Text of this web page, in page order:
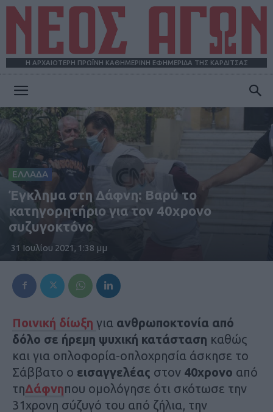
Η ΑΡΧΑΙΟΤΕΡΗ ΠΡΩΪΝΗ ΚΑΘΗΜΕΡΙΝΗ ΕΦΗΜΕΡΙΔΑ ΤΗΣ ΚΑΡΔΙΤΣΑΣ
ΑΓΩΝ
ΕΛΛΑΔΑ
Έγκλημα στη Δάφνη: Βαρύ το
κατηγορητήριο για τον 40χρονο
συζυγοκτόνο
31 Ιουλίου 2021, 1:38 μμ
Ποινική δίωξη για ανθρωποκτονία από
δόλο σε ήρεμη ψυχική κατάσταση καθώς
και για οπλοφορία-οπλοχρησία άσκησε το
Σάββατο ο εισαγγελέας στον 40χρονο από
τηΔάφνηπου ομολόγησε ότι σκότωσε την
31χρονη σύζυγό του από ζήλια, την